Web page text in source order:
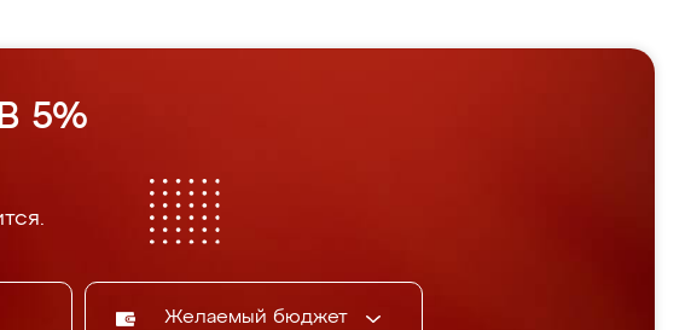
5%
Желаемый бюджет